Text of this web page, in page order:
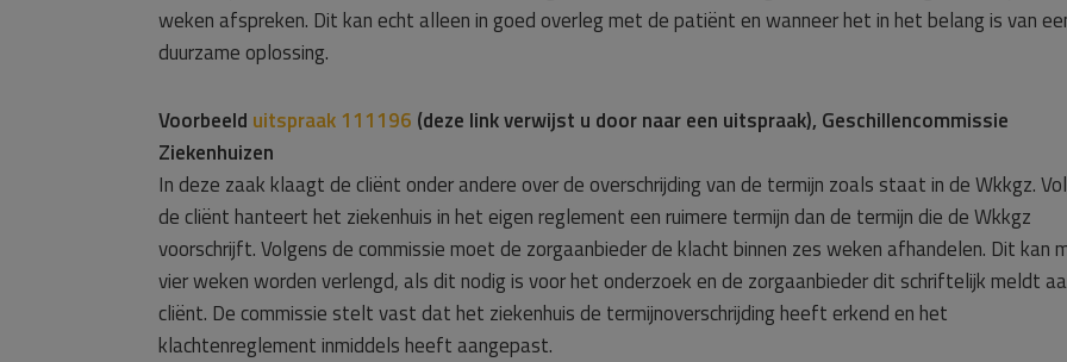
weken afspreken. Dit kan echt alleen in goed overleg met de patiënt en wanneer het in het belang is van
duurzame oplossing.
Voorbeeld uitspraak 111196 (deze link verwijst u door naar een uitspraak), Geschillencommissie
Ziekenhuizen
In deze zaak klaagt de cliënt onder andere over de overschrijding van de termijn zoals staat in de Wkkgz.
de cliënt hanteert het ziekenhuis in het eigen reglement een ruimere termijn dan de termijn die de Wkkgz
voorschrijft. Volgens de commissie moet de zorgaanbieder de klacht binnen zes weken afhandelen. Dit kan
vier weken worden verlengd, als dit nodig is voor het onderzoek en de zorgaanbieder dit schriftelijk meldt
cliënt. De commissie stelt vast dat het ziekenhuis de termijnoverschrijding heeft erkend en het
klachtenreglement inmiddels heeft aangepast.